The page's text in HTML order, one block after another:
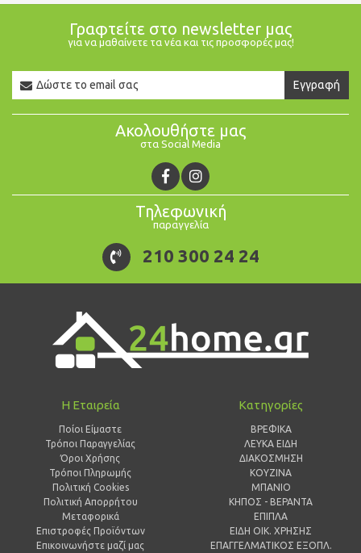
Γραφτείτε στο newsletter μας
για να μαθαίνετε τα νέα και τις προσφορές μας!
Newsletter
Email
Εγγραφή
Ακολουθήστε μας
στα Social Media
Τηλεφωνική
παραγγελία
210 300 24 24
Η Εταιρεία
Ποίοι Είμαστε
Τρόποι Παραγγελίας
Όροι Χρήσης
Τρόποι Πληρωμής
Πολιτική Cookies
Πολιτική Απορρήτου
Μεταφορικά
Επιστροφές Προϊόντων
Επικοινωνήστε μαζί μας
Κατηγορίες
ΒΡΕΦΙΚΑ
ΛΕΥΚΑ ΕΙΔΗ
ΔΙΑΚΟΣΜΗΣΗ
ΚΟΥΖΙΝΑ
ΜΠΑΝΙΟ
ΚΗΠΟΣ - ΒΕΡΑΝΤΑ
ΕΠΙΠΛΑ
ΕΙΔΗ ΟΙΚ. ΧΡΗΣΗΣ
ΕΠΑΓΓΕΛΜΑΤΙΚΟΣ ΕΞΟΠΛ.